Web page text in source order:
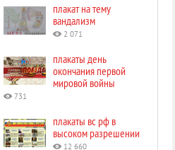
плакат на тему
вандализм
2 071
плакаты день
окончания первой
мировой войны
731
плакаты вс рф в
высоком разрешении
12 660